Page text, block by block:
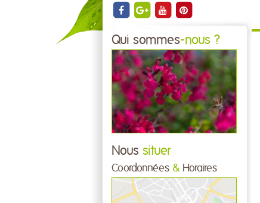
Qui sommes-nous ?
Nous situer
Coordonnées & Horaires